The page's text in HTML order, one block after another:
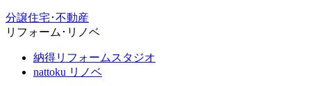
分譲住宅･不動産
リフォーム･リノベ
納得リフォームスタジオ
nattoku リノベ